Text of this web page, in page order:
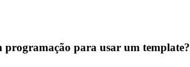
programação para usar um template?